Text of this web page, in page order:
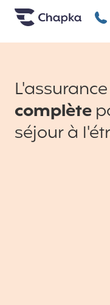
Chapka +33
L'assurance
complète
séjour à